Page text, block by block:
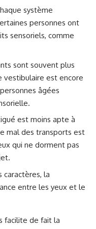
système
personnes ont
sensoriels, comme
sont souvent plus
vestibulaire est encore
âgées
est moins apte à
mal des transports est
qui ne dorment pas
caractères, la
entre les yeux et le
facilite de fait la